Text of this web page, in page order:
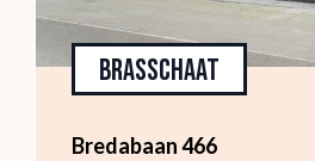
Brasschaat
Bredabaan 466